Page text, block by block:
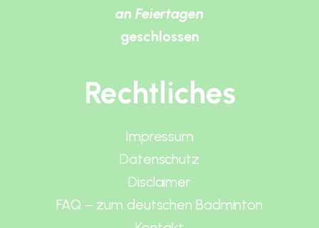
an Feiertagen
geschlossen
Rechtliches
Impressum
Datenschutz
Disclaimer
FAQ – zum deutschen Badminton